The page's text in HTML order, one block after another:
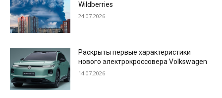
Wildberries
24.07.2026
Раскрыты первые характеристики
нового электрокроссовера Volkswagen
14.07.2026